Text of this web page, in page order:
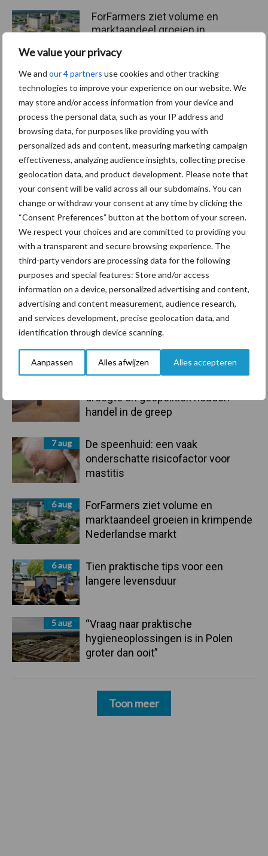
We value your privacy
We and our 4 partners use cookies and other tracking
technologies to improve your experience on our website. We
may store and/or access information from your device and
process the personal data, such as your IP address and
browsing data, for purposes like providing you with
personalized ads and content, measuring marketing campaign
effectiveness, analyzing audience insights, collecting precise
geolocation data, and product development. Please note that
your consent will be valid across all our subdomains. You can
change or withdraw your consent at any time by clicking the
“Consent Preferences” button at the bottom of your screen.
We respect your choices and are committed to providing you
with a transparent and secure browsing experience. The
third-party vendors are processing data for the following
purposes and special features: Store and/or access
information on a device, personalized advertising and content,
advertising and content measurement, audience research,
and services development, precise geolocation data, and
identification through device scanning.
Aanpassen Alles afwijzen Alles accepteren
Sidebar
Recent nieuws Partner nieuws
droogte en geopolitiek houden
handel in de greep
7 aug
De speenhuid: een vaak
onderschatte risicofactor voor
mastitis
6 aug
ForFarmers ziet volume en
marktaandeel groeien in krimpende
Nederlandse markt
6 aug
Tien praktische tips voor een
langere levensduur
5 aug
“Vraag naar praktische
hygieneoplossingen is in Polen
groter dan ooit”
Toon meer
ForFarmers ziet volume en
marktaandeel groeien in
markt
Themapagina's
Diergezondheid Bemesting Fokkerij
Derogatie Fosfaatrechten
Toon meer